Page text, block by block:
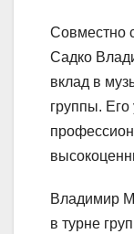
Совместно
Садко
вклад в
группы. Его
Владимир
в турне